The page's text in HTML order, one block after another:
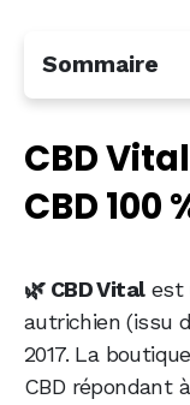
Sommaire
premium
Une large
plusieurs
notre
CBD Vital :
CBD
CBD
🌿 CBD Vitalest
autrichien (issu
2017. La
CBD répondant